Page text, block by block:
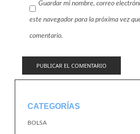
Guardar mi nombre, correo
este navegador para la próxima vez
comentario.
CATEGORÍAS
BOLSA